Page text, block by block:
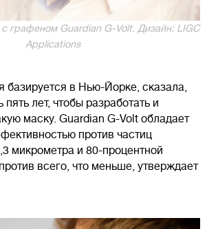
графеном Guardian G-Volt. Дизайн: LIGC
Applications
базируется в Нью-Йорке, сказала,
пять лет, чтобы разработать и
маску. Guardian G-Volt обладает
против частиц
микрометра и 80-процентной
всего, что меньше, утверждает